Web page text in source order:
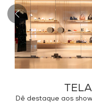
Dê destaque aos